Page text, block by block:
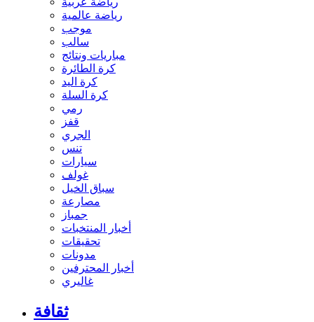
رياضة عالمية
موجب
سالب
مباريات ونتائج
كرة الطائرة
كرة اليد
كرة السلة
رمي
قفز
الجري
تنس
سيارات
غولف
سباق الخيل
مصارعة
جمباز
أخبار المنتخبات
تحقيقات
مدونات
أخبار المحترفين
غاليري
ثقافة